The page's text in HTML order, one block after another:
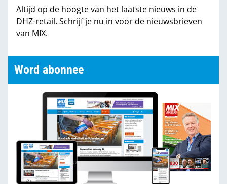
Altijd op de hoogte van het laatste nieuws in de
DHZ-retail. Schrijf je nu in voor de nieuwsbrieven
van MIX.
Word abonnee